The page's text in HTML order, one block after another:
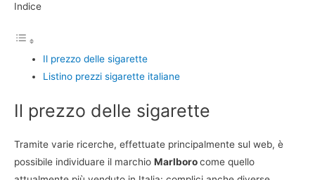
Indice
Il prezzo delle sigarette
Listino prezzi sigarette italiane
Il prezzo delle sigarette
Tramite varie ricerche, effettuate principalmente sul web, è
possibile individuare il marchio Marlborocome quello